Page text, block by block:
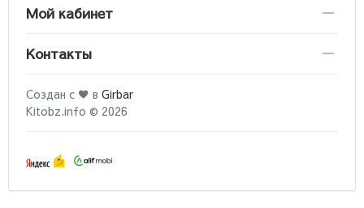
Мой кабинет
Контакты
Создан с ♥ в Girbar
Kitobz.info © 2026